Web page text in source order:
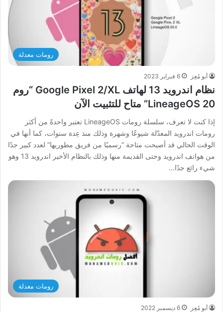
رومات معدلة
أبو مُعِز 6 فبراير 2023
نظام اندرويد 13 لهاتف Google Pixel 2/XL “روم
LineageOS 20” متاح للتثبيت الآن
إذا كنت لا تعرف، سلسلة رومات LineageOS تعتبر واحدةً من أكثر
رومات اندرويد المعدّلة شيوعًا وشهرة وذلك منذ عِدة سنوات، كما أنها في
الوقت الحالي قد أصبحت متاحة “رسميًا من فريق مطوريها” لعدد كبير جدًا
من هواتف اندرويد وحتى القديمة منها وذلك بالنظام الأخير اندرويد 13 وهو
شيء رائع جدًا…
رومات معدلة
أبو مُعِز 6 ديسمبر 2022